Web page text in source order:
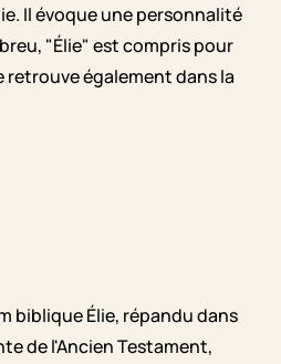
Il évoque une personnalité
"Élie" est compris pour
également dans la
biblique Élie, répandu dans
de l'Ancien Testament,